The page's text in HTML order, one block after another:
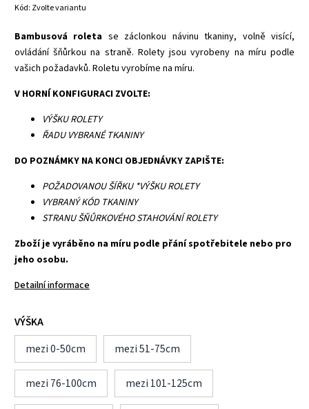
Kód: Zvolte variantu
Bambusová roleta se záclonkou návinu tkaniny, volně visící,
ovládání šňůrkou na straně. Rolety jsou vyrobeny na míru podle
vašich požadavků. Roletu vyrobíme na míru.
V HORNÍ KONFIGURACI ZVOLTE:
VÝŠKU ROLETY
ŘADU VYBRANÉ TKANINY
DO POZNÁMKY NA KONCI OBJEDNÁVKY ZAPIŠTE:
POŽADOVANOU ŠÍŘKU *VÝŠKU ROLETY
VYBRANÝ KÓD TKANINY
STRANU ŠŇŮRKOVÉHO STAHOVÁNÍ ROLETY
Zboží je vyráběno na míru podle přání spotřebitele nebo pro
jeho osobu.
Detailní informace
VÝŠKA
mezi 0-50cm
mezi 51-75cm
mezi 76-100cm mezi 101-125cm